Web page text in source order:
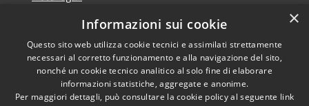
Dichiarazione di accessibilità 2025
Copyright © 2026 • Comune di
×
Informazioni sui cookie
Questo sito web utilizza cookie tecnici e assimilati strettamente
necessari al corretto funzionamento e alla navigazione del sito,
nonché un cookie tecnico analitico al solo fine di elaborare
informazioni statistiche, aggregate e anonime.
Per maggiori dettagli, può consultare la cookie policy al seguente link